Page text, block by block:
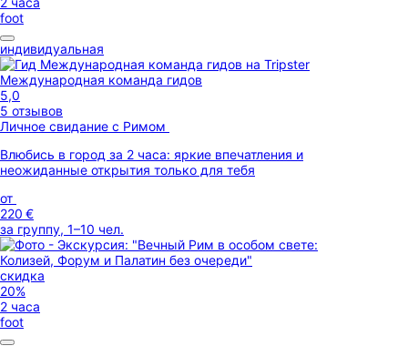
foot
индивидуальная
Международная команда гидов
5,0
5 отзывов
Личное свидание с Римом
Влюбись в город за 2 часа: яркие впечатления и
неожиданные открытия только для тебя
от
220 €
за группу, 1–10 чел.
скидка
20%
2 часа
foot